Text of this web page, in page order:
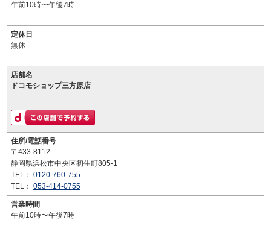
午前10時〜午後7時
定休日
無休
店舗名
ドコモショップ三方原店
住所/電話番号
〒433-8112
静岡県浜松市中央区初生町805-1
TEL： 0120-760-755
TEL： 053-414-0755
営業時間
午前10時〜午後7時